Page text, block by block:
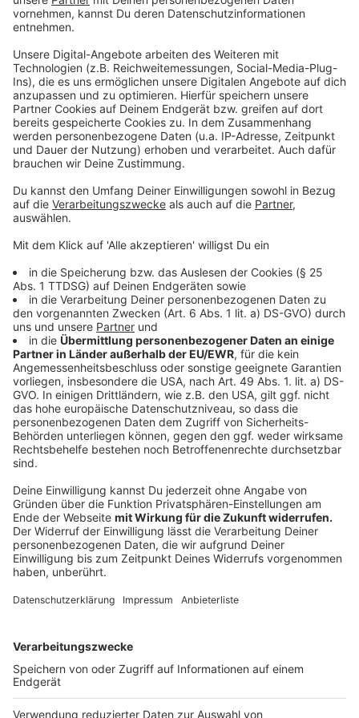
gemeldet, das dem Verein zur Verfügung gestellt wird.
Plätze auf der Gästeliste
Anzeige
Ein ehrenamtliches Team vermittelt die Tickets dann
an die beim Verein registrierten Kulturgäste. Die
kommen dann meist auf die Gästeliste. Auch Annette
kümmern sich um die Verteilung der Karten.
Anzeige
Weitere Kulturpartner sind willkommen
Anzeige
Zu Verfügung gestellt werden die kostenlosen
Tickets von den "Kulturpartnern". Das sind zum
Beispiel Theater, Konzertveranstalter aber auch
neue Kulturpartner, die kostenlose Karten zur
Verfügung stellen. Kulturpartner können alle
Institutionen werden, die kostenpflichtige
Veranstaltungen anbieten.
Anzeige